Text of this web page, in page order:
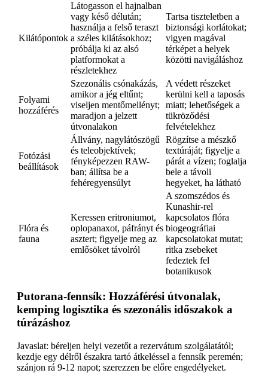
Kilátópontok
Látogasson el hajnalban
vagy késő délután;
használja a felső teraszt
a széles kilátásokhoz;
próbálja ki az alsó
platformokat a
részletekhez
Tartsa tiszteletben a
biztonsági korlátokat;
vigyen magával
térképet a helyek
közötti navigáláshoz
Folyami
hozzáférés
Szezonális csónakázás,
amikor a jég eltűnt;
viseljen mentőmellényt;
maradjon a jelzett
útvonalakon
A védett részeket
kerülni kell a taposás
miatt; lehetőségek a
tükröződési
felvételekhez
Fotózási
beállítások
Állvány, nagylátószögű
és teleobjektívek;
fényképezzen RAW-
ban; állítsa be a
fehéregyensúlyt
Rögzítse a mészkő
textúráját; figyelje a
párát a vízen; foglalja
bele a távoli
hegyeket, ha látható
Flóra és
fauna
Keressen eritroniumot,
oplopanaxot, páfrányt és
asztert; figyelje meg az
emlősöket távolról
A szomszédos és
Kunashir-rel
kapcsolatos flóra
biogeográfiai
kapcsolatokat mutat;
ritka zsebeket
fedeztek fel
botanikusok
Putorana-fennsík: Hozzáférési útvonalak,
kemping logisztika és szezonális időszakok a
túrázáshoz
Javaslat: béreljen helyi vezetőt a rezervátum szolgálatától;
kezdje egy délről északra tartó átkeléssel a fennsík peremén;
szánjon rá 9-12 napot; szerezzen be előre engedélyeket.